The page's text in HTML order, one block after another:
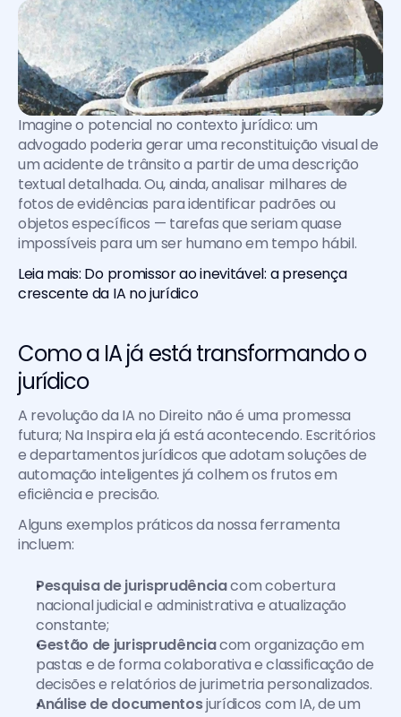
Imagine o potencial no contexto jurídico: um
advogado poderia gerar uma reconstituição visual de
um acidente de trânsito a partir de uma descrição
textual detalhada. Ou, ainda, analisar milhares de
fotos de evidências para identificar padrões ou
objetos específicos — tarefas que seriam quase
impossíveis para um ser humano em tempo hábil.
Leia mais: Do promissor ao inevitável: a presença
crescente da IA no jurídico
Como a IA já está transformando o
jurídico
A revolução da IA no Direito não é uma promessa
futura; Na Inspira ela já está acontecendo. Escritórios
e departamentos jurídicos que adotam soluções de
automação inteligentes já colhem os frutos em
eficiência e precisão.
Alguns exemplos práticos da nossa ferramenta
incluem:
Pesquisa de jurisprudência com cobertura
nacional judicial e administrativa e atualização
constante;
Gestão de jurisprudência com organização em
pastas e de forma colaborativa e classificação de
decisões e relatórios de jurimetria personalizados.
Análise de documentos jurídicos com IA, de um